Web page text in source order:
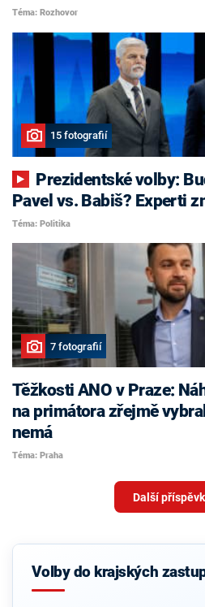
Téma: Rozhovor
15 fotografií
Pavel vs. Babiš? Experti
Téma: Politika
7 fotografií
Těžkosti ANO v Praze:
na primátora zřejmě
nemá
Téma: Praha
Další
Volby do krajských